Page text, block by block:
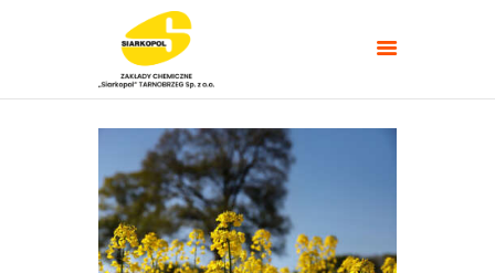
NAWOZY ROLNICZE
NAWOZY
TARGI/POLETKA